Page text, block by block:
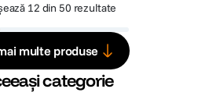
12 din 50 rezultate
multe produse
categorie